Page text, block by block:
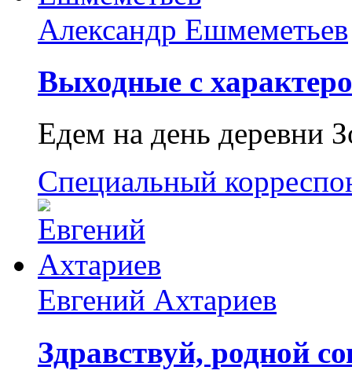
Александр Ешмеметьев
Выходные с
Едем на день деревни
Специальный
Евгений Ахтариев
Здравствуй, родной